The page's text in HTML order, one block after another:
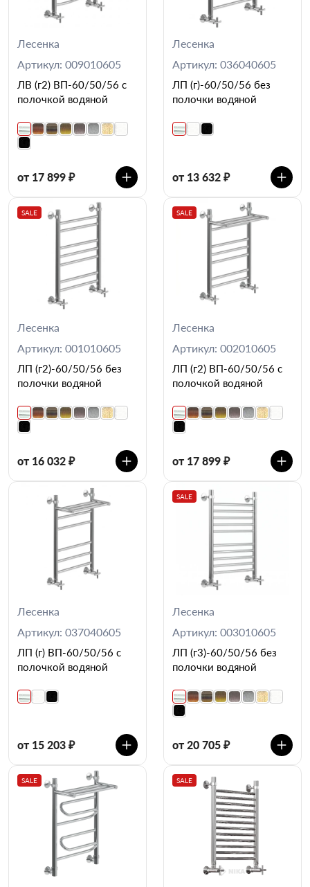
Лесенка
Артикул: 009010605
ЛВ (г2) ВП-60/50/56 с
полочкой водяной
от 17 899 ₽
Лесенка
Артикул: 036040605
ЛП (г)-60/50/56 без
полочки водяной
от 13 632 ₽
SALE
Лесенка
Артикул: 001010605
ЛП (г2)-60/50/56 без
полочки водяной
от 16 032 ₽
SALE
Лесенка
Артикул: 002010605
ЛП (г2) ВП-60/50/56 с
полочкой водяной
от 17 899 ₽
Лесенка
Артикул: 037040605
ЛП (г) ВП-60/50/56 с
полочкой водяной
от 15 203 ₽
SALE
Лесенка
Артикул: 003010605
ЛП (г3)-60/50/56 без
полочки водяной
от 20 705 ₽
SALE SALE